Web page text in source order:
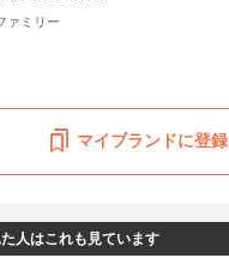
ァミリー
マイブランドに登録
人はこれも見ています